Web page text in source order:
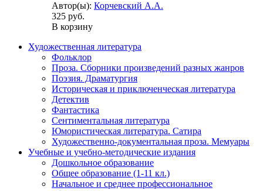
Автор(ы): Корчевский А.А.
325 руб.
В корзину
Художественная литература
Фольклор
Проза. Сборники произведений разных жанров
Поэзия. Драматургия
Историческая и приключенческая литература
Детектив
Фантастика
Сентиментальная литература
Юмористическая литература. Сатира
Художественно-документальная проза. Мемуары
Учебные и учебно-методические издания
Дошкольное образование
Общее образование (1-11 кл.)
Начальное и среднее профессиональное